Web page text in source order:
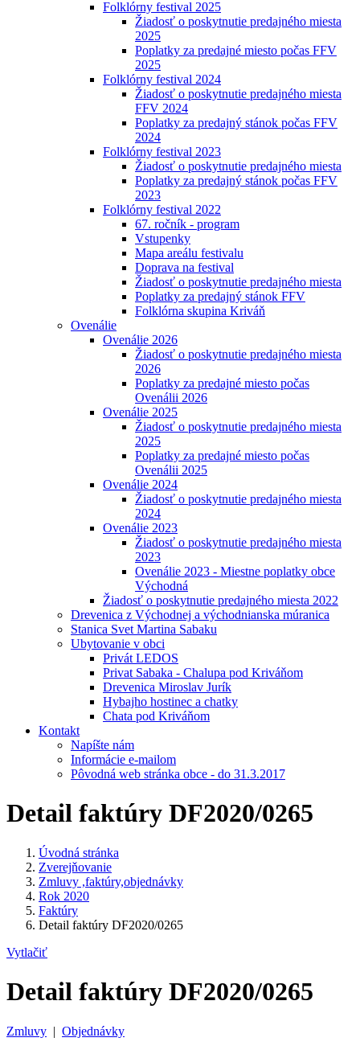
Folklórny festival 2025
Žiadosť o poskytnutie predajného miesta
2025
Poplatky za predajné miesto počas FFV
2025
Folklórny festival 2024
Žiadosť o poskytnutie predajného miesta
FFV 2024
Poplatky za predajný stánok počas FFV
2024
Folklórny festival 2023
Žiadosť o poskytnutie predajného miesta
Poplatky za predajný stánok počas FFV
2023
Folklórny festival 2022
67. ročník - program
Vstupenky
Mapa areálu festivalu
Doprava na festival
Žiadosť o poskytnutie predajného miesta
Poplatky za predajný stánok FFV
Folklórna skupina Kriváň
Ovenálie
Ovenálie 2026
Žiadosť o poskytnutie predajného miesta
2026
Poplatky za predajné miesto počas
Ovenálii 2026
Ovenálie 2025
Žiadosť o poskytnutie predajného miesta
2025
Poplatky za predajné miesto počas
Ovenálii 2025
Ovenálie 2024
Žiadosť o poskytnutie predajného miesta
2024
Ovenálie 2023
Žiadosť o poskytnutie predajného miesta
2023
Ovenálie 2023 - Miestne poplatky obce
Východná
Žiadosť o poskytnutie predajného miesta 2022
Drevenica z Východnej a východnianska múranica
Stanica Svet Martina Sabaku
Ubytovanie v obci
Privát LEDOS
Privat Sabaka - Chalupa pod Kriváňom
Drevenica Miroslav Jurík
Hybajho hostinec a chatky
Chata pod Kriváňom
Kontakt
Napíšte nám
Informácie e-mailom
Pôvodná web stránka obce - do 31.3.2017
Detail faktúry DF2020/0265
Úvodná stránka
Zverejňovanie
Zmluvy ,faktúry,objednávky
Rok 2020
Faktúry
Detail faktúry DF2020/0265
Vytlačiť
Detail faktúry DF2020/0265
Zmluvy | Objednávky